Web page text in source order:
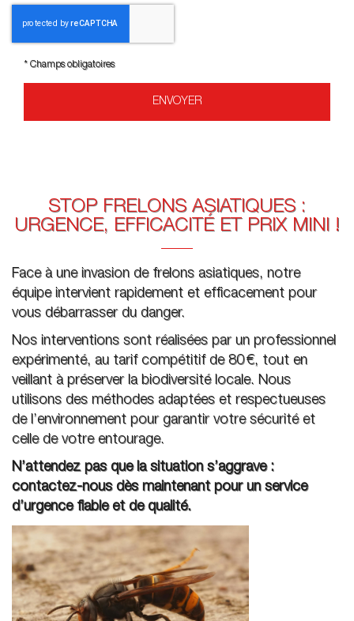
*Champs obligatoires
STOP FRELONS ASIATIQUES :
URGENCE, EFFICACITÉ ET PRIX MINI !
Face à une invasion de frelons asiatiques, notre
équipe intervient rapidement et efficacement pour
vous débarrasser du danger.
Nos interventions sont réalisées par un professionnel
expérimenté, au tarif compétitif de 80 €, tout en
veillant à préserver la biodiversité locale. Nous
utilisons des méthodes adaptées et respectueuses
de l’environnement pour garantir votre sécurité et
celle de votre entourage.
N’attendez pas que la situation s’aggrave :
contactez-nous dès maintenant pour un service
d’urgence fiable et de qualité.